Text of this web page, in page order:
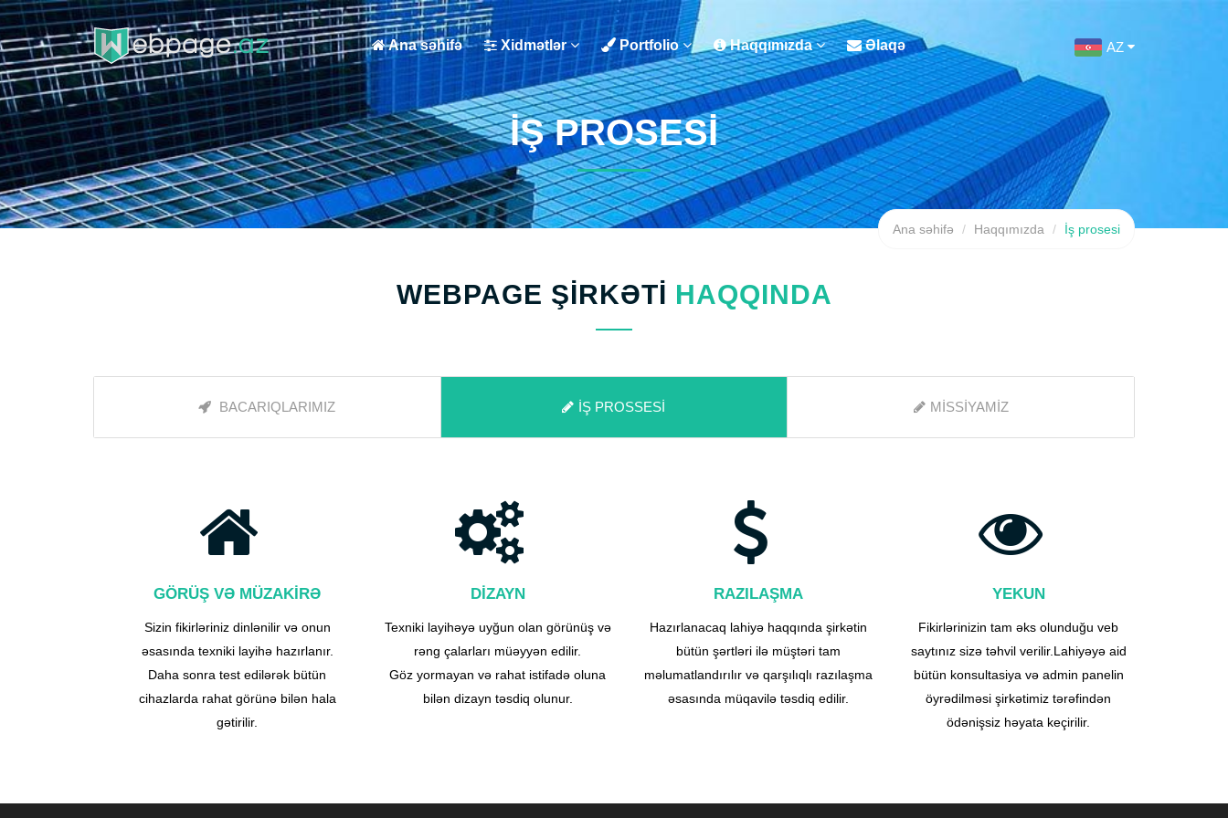
Ana səhifə Xidmətlər Portfolio Haqqımızda Əlaqə AZ
İŞ PROSESI
Ana səhifə Haqqımızda İş prosesi
WEBPAGE ŞIRKƏTI HAQQINDA
BACARIQLARIMIZ İŞ PROSSESI MISSIYAMIZ
GÖRÜŞ VƏ MÜZAKİRƏ
Sizin fikirləriniz dinlənilir və onun
əsasında texniki layihə hazırlanır.
Daha sonra test edilərək bütün
cihazlarda rahat görünə bilən hala
gətirilir.
DİZAYN
Texniki layihəyə uyğun olan görünüş və
rəng çalarları müəyyən edilir.
Göz yormayan və rahat istifadə oluna
bilən dizayn təsdiq olunur.
RAZILAŞMA
Hazırlanacaq lahiyə haqqında şirkətin
bütün şərtləri ilə müştəri tam
məlumatlandırılır və qarşılıqlı razılaşma
əsasında müqavilə təsdiq edilir.
YEKUN
Fikirlərinizin tam əks olunduğu veb
saytınız sizə təhvil verilir.Lahiyəyə aid
bütün konsultasiya və admin panelin
öyrədilməsi şirkətimiz tərəfindən
ödənişsiz həyata keçirilir.